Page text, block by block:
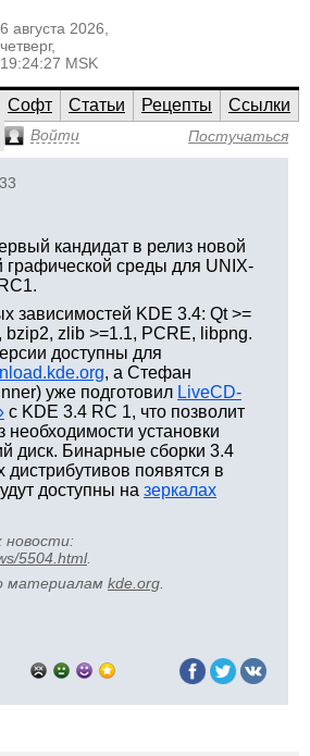
6 августа 2026,
четверг,
19:24:27 MSK
Софт Статьи Рецепты
Ссылки
Войти Постучаться
кандидат в релиз новой
графической среды для UNIX-
зависимостей KDE 3.4: Qt >=
bzip2, zlib >=1.1, PCRE, libpng.
доступны для
, а Стефан
уже подготовил LiveCD-
с KDE 3.4 RC 1, что позволит
необходимости установки
диск. Бинарные сборки 3.4
дистрибутивов появятся в
доступны на зеркалах
новости:
5504.html.
материалам kde.org